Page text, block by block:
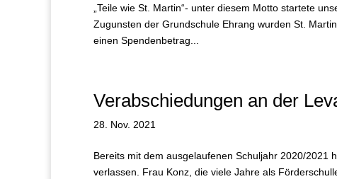
„Teile wie St. Martin“- unter diesem Motto startete
Zugunsten der Grundschule Ehrang wurden St.
einen Spendenbetrag...
Verabschiedungen an der
28. Nov. 2021
Bereits mit dem ausgelaufenen Schuljahr 2020/2021
verlassen. Frau Konz, die viele Jahre als